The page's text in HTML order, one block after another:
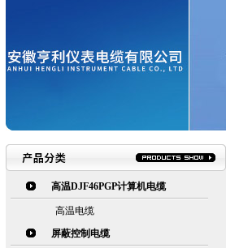
高温DJF46PGP计算机电缆
高温电缆
屏蔽控制电缆